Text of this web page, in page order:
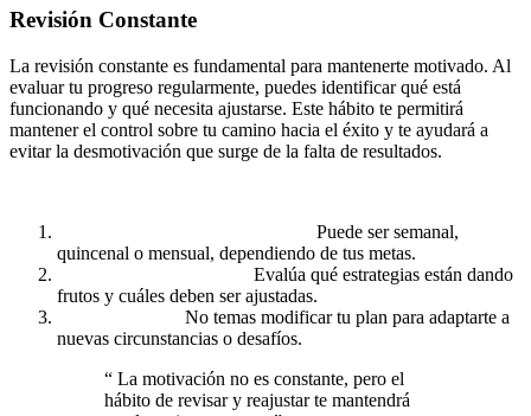
Revisión Constante
La revisión constante es fundamental para mantenerte motivado. Al
evaluar tu progreso regularmente, puedes identificar qué está
funcionando y qué necesita ajustarse. Este hábito te permitirá
mantener el control sobre tu camino hacia el éxito y te ayudará a
evitar la desmotivación que surge de la falta de resultados.
Puede ser semanal,
quincenal o mensual, dependiendo de tus metas.
Evalúa qué estrategias están dando
frutos y cuáles deben ser ajustadas.
No temas modificar tu plan para adaptarte a
nuevas circunstancias o desafíos.
“ La motivación no es constante, pero el
hábito de revisar y reajustar te mantendrá